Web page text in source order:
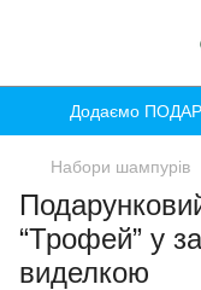
Додаємо
Набори шампурів
“Трофей” у
виделкою